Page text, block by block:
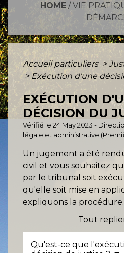
HOME/ VIE
Accueil particuliers >
> Exécution d'une
EXÉCUTION
DÉCISION DU
Vérifié le 24 May 2023 -
légale et administrative
Un jugement a été
civil et vous souhaitez
par le tribunal soit
qu'elle soit mise en
expliquons la procédure.
Tout
Qu'est-ce que